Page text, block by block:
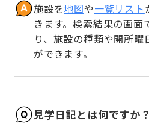
施設を地図や一覧リスト
きます。検索結果の画面
り、施設の種類や開所曜
ができます。
見学日記とは何ですか？